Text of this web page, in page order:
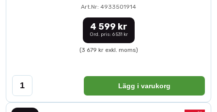
Art.Nr: 4933501914
4 599 kr
Ord. pris: 6 531 kr
(3 679 kr exkl. moms)
Lägg i varukorg